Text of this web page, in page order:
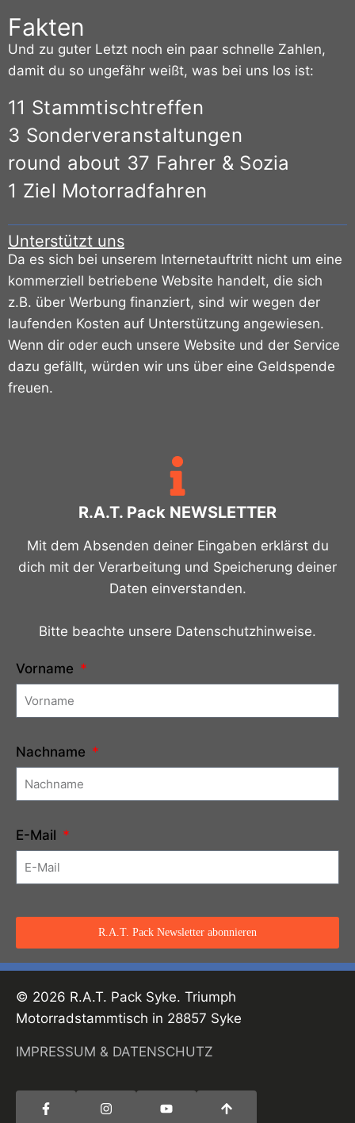
Fakten
Und zu guter Letzt noch ein paar schnelle Zahlen,
damit du so ungefähr weißt, was bei uns los ist:
11 Stammtischtreffen
3 Sonderveranstaltungen
round about 37 Fahrer & Sozia
1 Ziel Motorradfahren
Unterstützt uns
Da es sich bei unserem Internetauftritt nicht um eine
kommerziell betriebene Website handelt, die sich
z.B. über Werbung finanziert, sind wir wegen der
laufenden Kosten auf Unterstützung angewiesen.
Wenn dir oder euch unsere Website und der Service
dazu gefällt, würden wir uns über eine Geldspende
freuen.
R.A.T. Pack NEWSLETTER
Mit dem Absenden deiner Eingaben erklärst du
dich mit der Verarbeitung und Speicherung deiner
Daten einverstanden.
Bitte beachte unsere Datenschutzhinweise.
Vorname
Nachname
E-Mail
R.A.T. Pack Newsletter abonnieren
© 2026 R.A.T. Pack Syke. Triumph
Motorradstammtisch in 28857 Syke
IMPRESSUM & DATENSCHUTZ